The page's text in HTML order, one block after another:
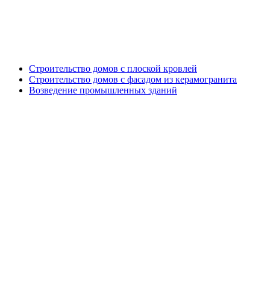
Строительство домов с плоской кровлей
Строительство домов с фасадом из керамогранита
Возведение промышленных зданий